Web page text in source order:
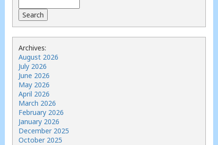
Archives:
August 2026
July 2026
June 2026
May 2026
April 2026
March 2026
February 2026
January 2026
December 2025
October 2025